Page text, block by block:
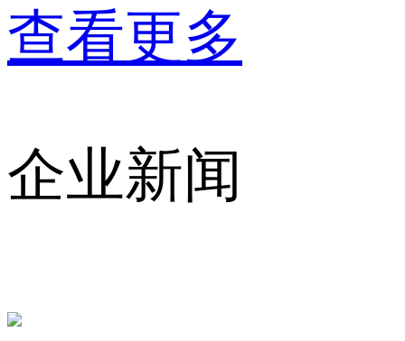
查看更多
企业新闻